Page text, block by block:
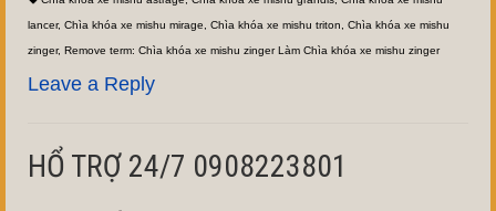
lancer, Chìa khóa xe mishu mirage, Chìa khóa xe mishu triton, Chìa khóa xe mishu
zinger, Remove term: Chìa khóa xe mishu zinger Làm Chìa khóa xe mishu zinger
Leave a Reply
HỔ TRỢ 24/7 0908223801